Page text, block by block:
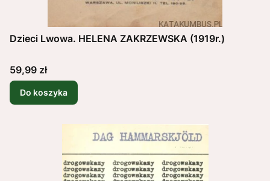
Dzieci Lwowa. HELENA ZAKRZEWSKA (1919r.)
Cena
59,99 zł
Do koszyka